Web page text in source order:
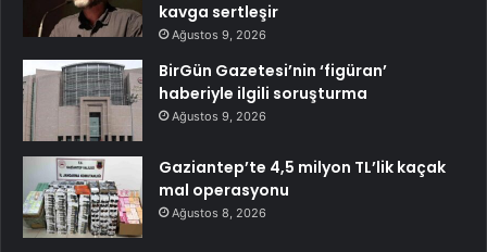
kavga sertleşir
Ağustos 9, 2026
BirGün Gazetesi’nin ‘figüran’
haberiyle ilgili soruşturma
Ağustos 9, 2026
Gaziantep’te 4,5 milyon TL’lik kaçak
mal operasyonu
Ağustos 8, 2026